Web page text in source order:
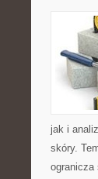
jak i
skóry.